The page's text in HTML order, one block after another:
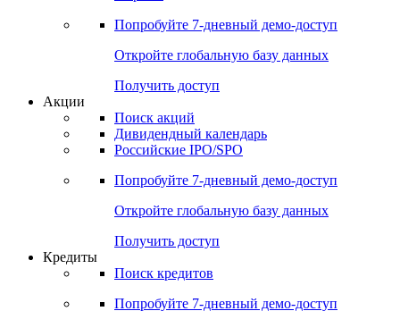
Cbonds Pages
Опросы
Попробуйте7-дневный
Откройте глобальную базу данных
Получить доступ
Поиск акций
Российские IPO/SPO
Попробуйте7-дневный
Откройте глобальную базу данных
Получить доступ